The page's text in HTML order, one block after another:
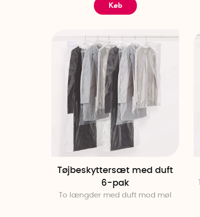
Køb
Tøjbeskyttersæt med duft
6-pak
To længder med duft mod møl